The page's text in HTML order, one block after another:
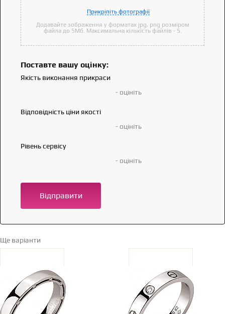
Прикріпіть фотографії
Додавайте зображення у форматах jpg, png розміром
файла до 5Мб. Максимальна кількість файлів - 5.
Поставте вашу оцінку:
Якість виконання прикраси
- оцініть
Відповідність ціни якості
- оцініть
Рівень сервісу
- оцініть
Відправити
Ще варіанти